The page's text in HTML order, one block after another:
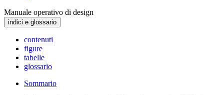
Manuale operativo di design
indici e glossario
contenuti
figure
tabelle
glossario
Sommario